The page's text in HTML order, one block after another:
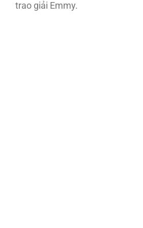
trao giải Emmy.